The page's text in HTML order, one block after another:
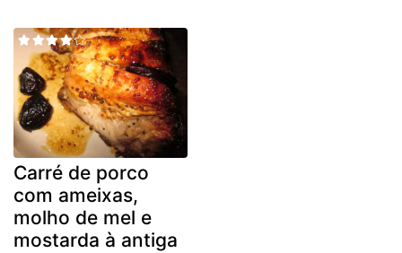
Carré de porco
com ameixas,
molho de mel e
mostarda à antiga